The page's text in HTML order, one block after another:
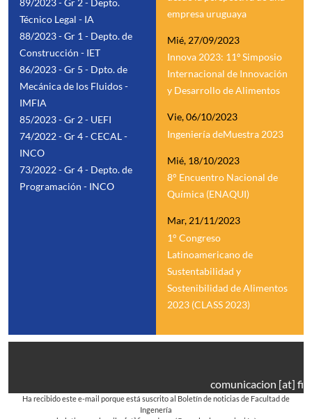
Técnico Legal - IA
88/2023 - Gr 1 - Depto. de
Construcción - IET
86/2023 - Gr 5 - Dpto. de
Mecánica de los Fluidos -
IMFIA
85/2023 - Gr 2 - UEFI
74/2022 - Gr 4 - CECAL -
INCO
73/2022 - Gr 4 - Depto. de
Programación - INCO
empresa uruguaya
Mié, 27/09/2023
Innova 2023: 11º Simposio
Internacional de Innovación
y Desarrollo de Alimentos
Vie, 06/10/2023
Ingeniería deMuestra 2023
Mié, 18/10/2023
8° Encuentro Nacional de
Química (ENAQUI)
Mar, 21/11/2023
1° Congreso
Latinoamericano de
Sustentabilidad y
Sostenibilidad de Alimentos
2023 (CLASS 2023)
comunicacion [at]
Ha recibido este e-mail porque está suscrito al Boletín de noticias de Facultad de
Ingenería